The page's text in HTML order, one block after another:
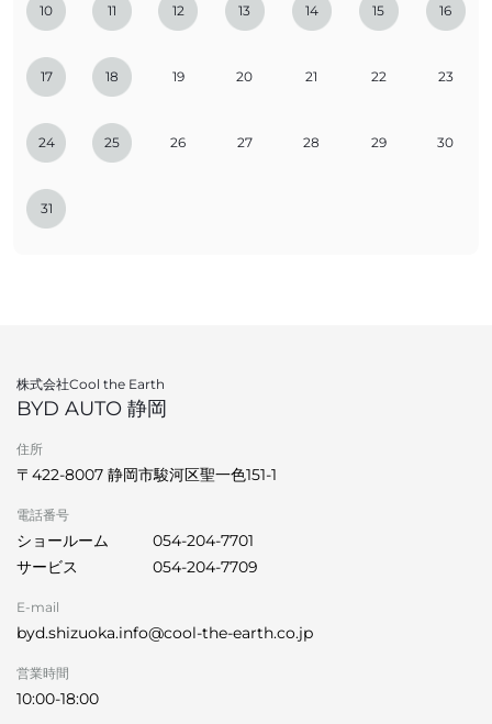
10 11 12 13 14 15 16
17 18 19 20 21 22 23
24 25 26 27 28 29 30
31
株式会社Cool the Earth
BYD AUTO 静岡
住所
〒422-8007 静岡市駿河区聖一色151-1
電話番号
ショールーム
054-204-7701
サービス
054-204-7709
E-mail
byd.shizuoka.info@cool-the-earth.co.jp
営業時間
10:00-18:00